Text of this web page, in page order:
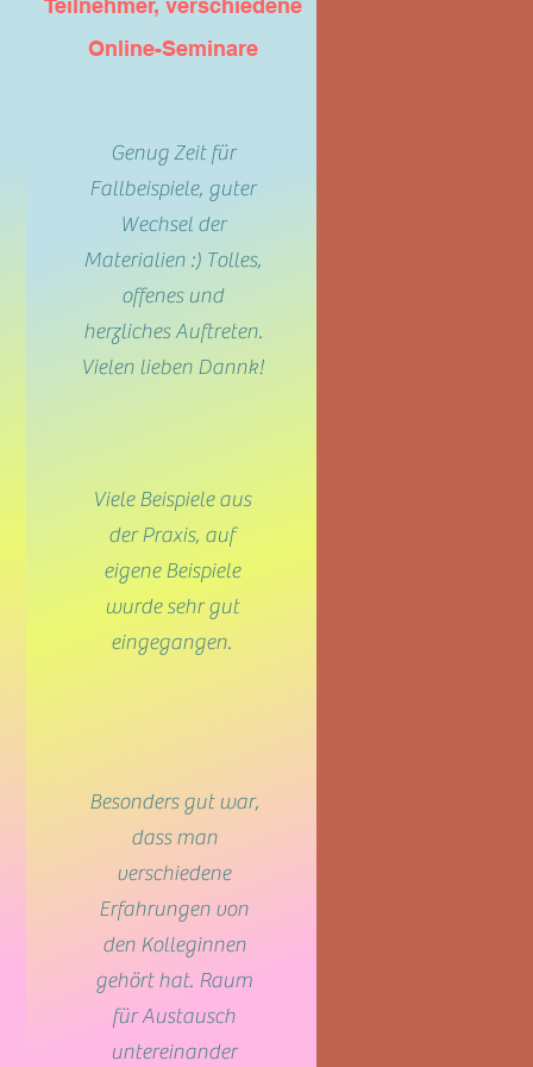
Teilnehmer, verschiedene
Online-Seminare
Genug Zeit für
Fallbeispiele, guter
Wechsel der
Materialien :) Tolles,
offenes und
herzliches Auftreten.
Vielen lieben Dannk!
Viele Beispiele aus
der Praxis, auf
eigene Beispiele
wurde sehr gut
eingegangen.
Besonders gut war,
dass man
verschiedene
Erfahrungen von
den Kolleginnen
gehört hat. Raum
für Austausch
untereinander